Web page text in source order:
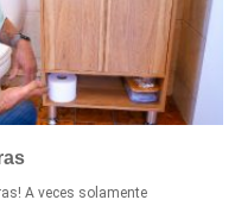
A veces solamente